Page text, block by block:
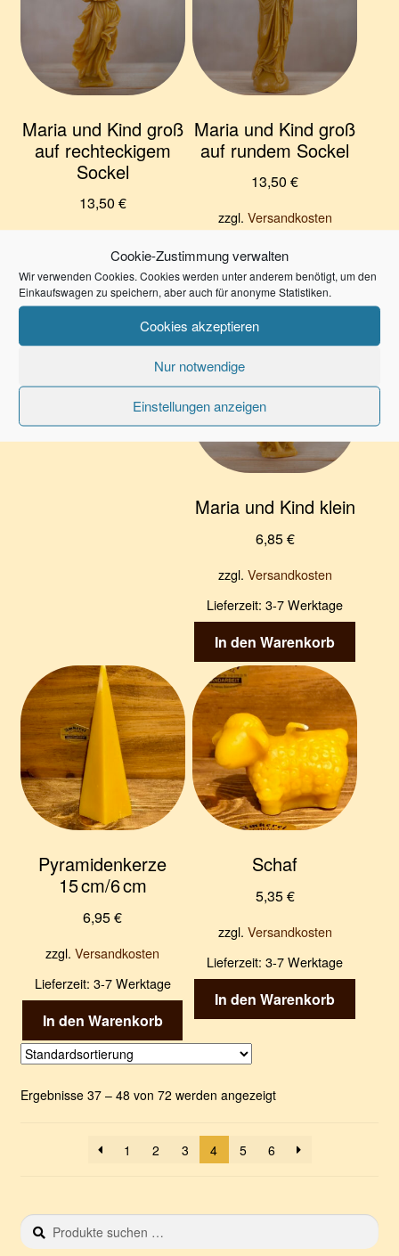
Cookie-Zustimmung verwalten
Wir verwenden Cookies. Cookies werden unter anderem benötigt, um den
Einkaufswagen zu speichern, aber auch für anonyme Statistiken.
Cookies akzeptieren
Nur notwendige
Einstellungen anzeigen
Maria und Kind groß
auf rechteckigem
Sockel
13,50 €
Lieferzeit:
3-7 Werktage
In den Warenkorb
Maria und Kind groß
auf rundem Sockel
13,50€
zzgl. Versandkosten
3-7 Werktage
In den Warenkorb
Maria und Kind klein
6,85€
zzgl. Versandkosten
Lieferzeit:3-7 Werktage
In den Warenkorb
Pyramidenkerze
15 cm/6 cm
6,95€
zzgl.Versandkosten
Lieferzeit: 3-7 Werktage
In den Warenkorb
Schaf
5,35€
zzgl. Versandkosten
Lieferzeit:3-7 Werktage
In den Warenkorb
Ergebnisse 37 – 48 von 72 werden angezeigt
1 2 3 4 5 6
Suchen
nach:
S
u